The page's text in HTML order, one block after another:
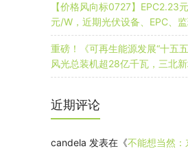
【价格风向标0727】EPC2.23
元/W，近期光伏设备、EPC、
重磅！《可再生能源发展“十五
风光总装机超28亿千瓦，三北
近期评论
candela 发表在《不能想当然